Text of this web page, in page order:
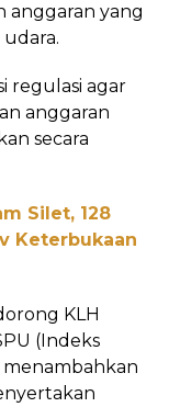
anggaran yang
regulasi agar
anggaran
secara
Silet, 128
Keterbukaan
KLH
(Indeks